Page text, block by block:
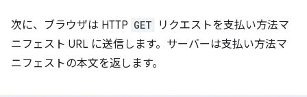
次に、ブラウザは HTTP GET
リクエストを支払い方法マ
ニフェスト URL に送信します。サーバーは支払い方法マ
ニフェストの本文を返します。